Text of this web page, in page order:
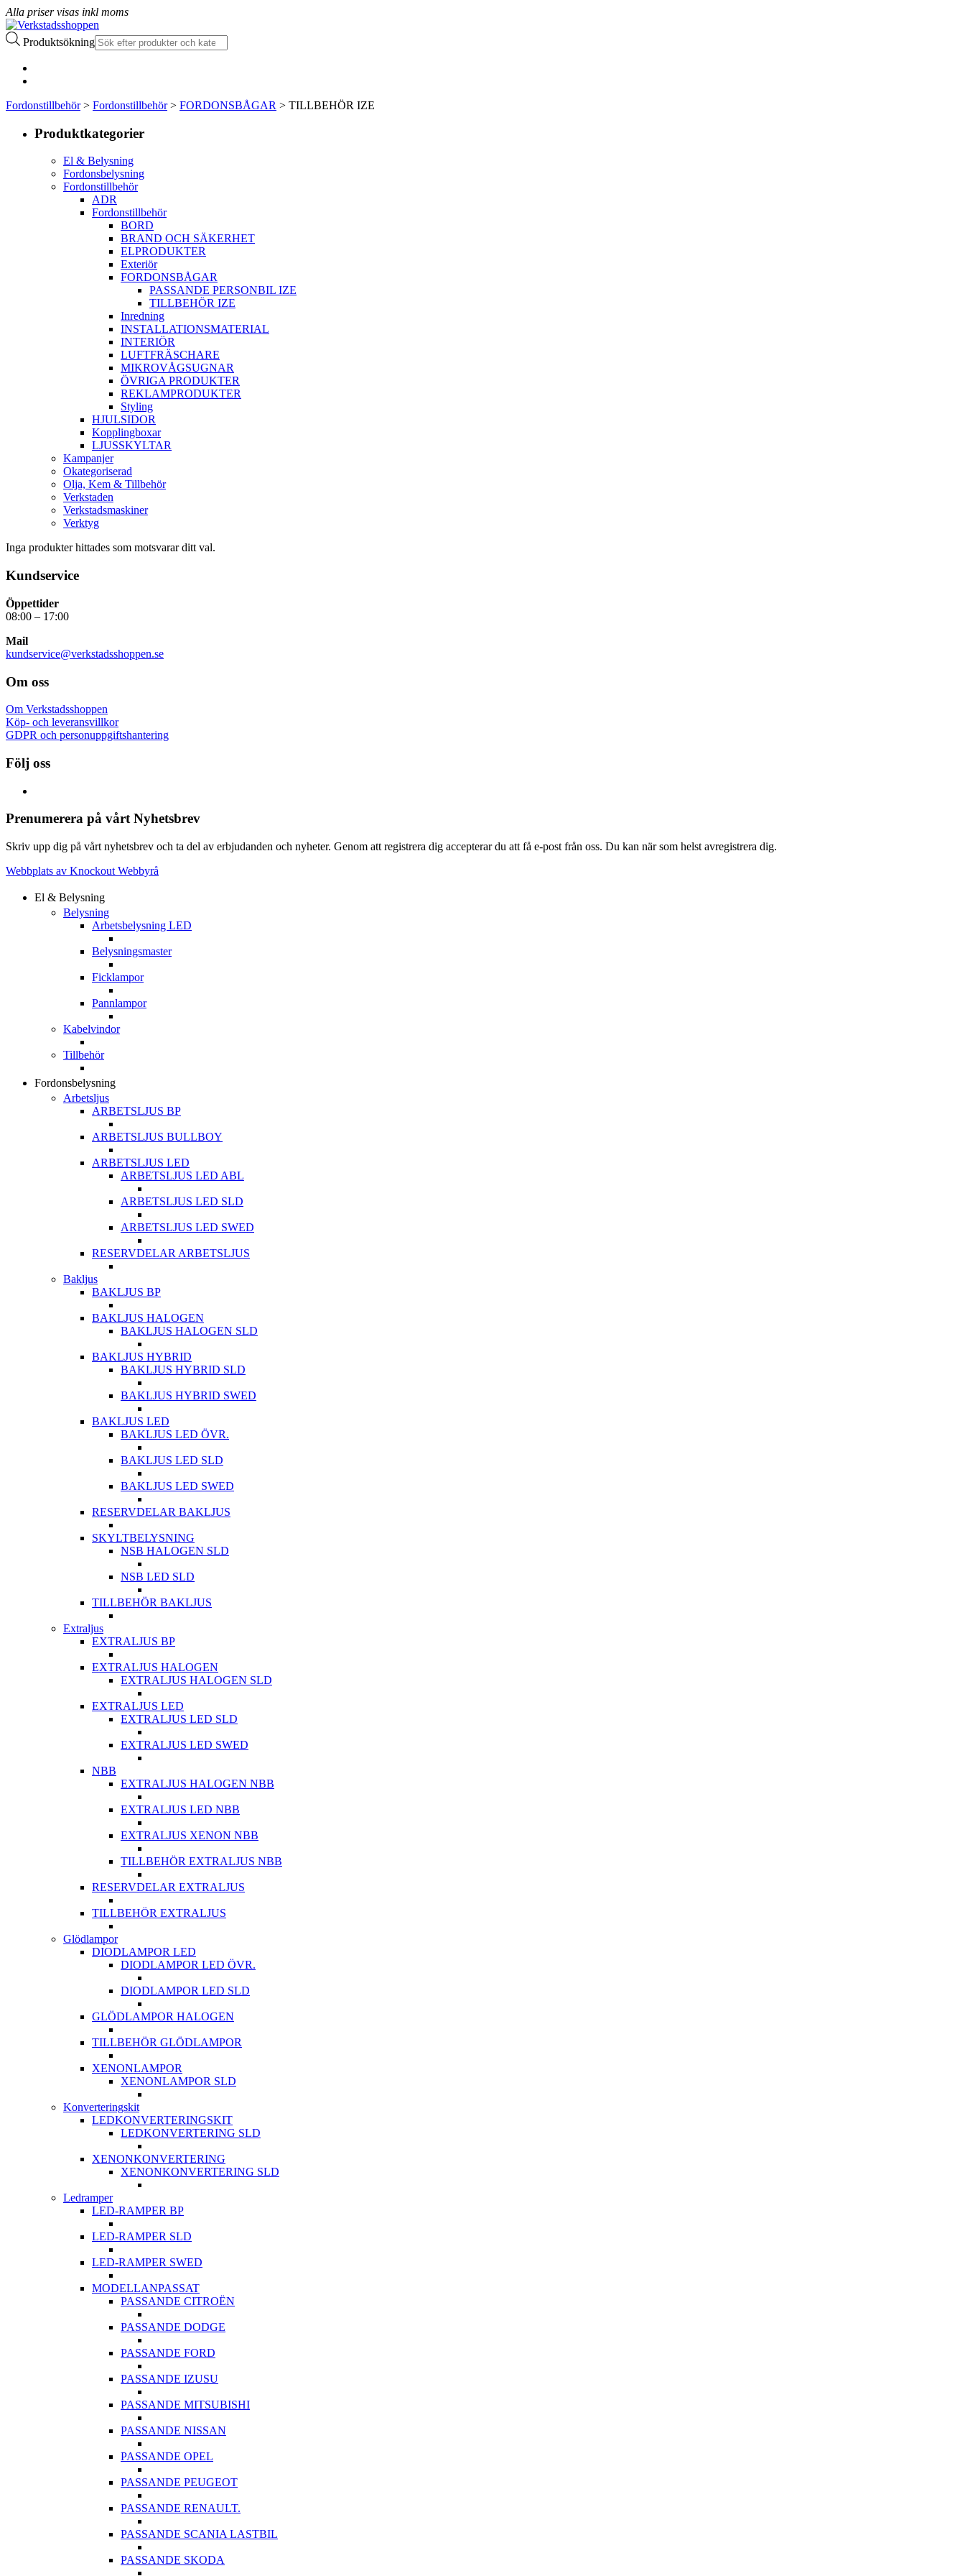
Alla priser visas inkl moms
Produktsökning
Fordonstillbehör> Fordonstillbehör> FORDONSBÅGAR > TILLBEHÖR IZE
Produktkategorier
El & Belysning
Fordonsbelysning
Fordonstillbehör
ADR
Fordonstillbehör
BORD
BRAND OCH SÄKERHET
ELPRODUKTER
Exteriör
FORDONSBÅGAR
PASSANDE PERSONBIL IZE
TILLBEHÖR IZE
Inredning
INSTALLATIONSMATERIAL
INTERIÖR
LUFTFRÄSCHARE
MIKROVÅGSUGNAR
ÖVRIGA PRODUKTER
REKLAMPRODUKTER
Styling
HJULSIDOR
Kopplingboxar
LJUSSKYLTAR
Kampanjer
Okategoriserad
Olja, Kem & Tillbehör
Verkstaden
Verkstadsmaskiner
Verktyg
Inga produkter hittades som motsvarar ditt val.
Kundservice
Öppettider
08:00 – 17:00
Mail
kundservice@verkstadsshoppen.se
Om oss
Om Verkstadsshoppen
Köp- och leveransvillkor
GDPR och personuppgiftshantering
Följ oss
Prenumerera på vårt Nyhetsbrev
Skriv upp dig på vårt nyhetsbrev och ta del av erbjudanden och nyheter. Genom att registrera dig accepterar du att få e-post från oss. Du kan när som helst avregistrera dig.
Webbplats av Knockout Webbyrå
El & Belysning
Belysning
Arbetsbelysning LED
Belysningsmaster
Ficklampor
Pannlampor
Kabelvindor
Tillbehör
Fordonsbelysning
Arbetsljus
ARBETSLJUS BP
ARBETSLJUS BULLBOY
ARBETSLJUS LED
ARBETSLJUS LED ABL
ARBETSLJUS LED SLD
ARBETSLJUS LED SWED
RESERVDELAR ARBETSLJUS
Bakljus
BAKLJUS BP
BAKLJUS HALOGEN
BAKLJUS HALOGEN SLD
BAKLJUS HYBRID
BAKLJUS HYBRID SLD
BAKLJUS HYBRID SWED
BAKLJUS LED
BAKLJUS LED ÖVR.
BAKLJUS LED SLD
BAKLJUS LED SWED
RESERVDELAR BAKLJUS
SKYLTBELYSNING
NSB HALOGEN SLD
NSB LED SLD
TILLBEHÖR BAKLJUS
Extraljus
EXTRALJUS BP
EXTRALJUS HALOGEN
EXTRALJUS HALOGEN SLD
EXTRALJUS LED
EXTRALJUS LED SLD
EXTRALJUS LED SWED
NBB
EXTRALJUS HALOGEN NBB
EXTRALJUS LED NBB
EXTRALJUS XENON NBB
TILLBEHÖR EXTRALJUS NBB
RESERVDELAR EXTRALJUS
TILLBEHÖR EXTRALJUS
Glödlampor
DIODLAMPOR LED
DIODLAMPOR LED ÖVR.
DIODLAMPOR LED SLD
GLÖDLAMPOR HALOGEN
TILLBEHÖR GLÖDLAMPOR
XENONLAMPOR
XENONLAMPOR SLD
Konverteringskit
LEDKONVERTERINGSKIT
LEDKONVERTERING SLD
XENONKONVERTERING
XENONKONVERTERING SLD
Ledramper
LED-RAMPER BP
LED-RAMPER SLD
LED-RAMPER SWED
MODELLANPASSAT
PASSANDE CITROËN
PASSANDE DODGE
PASSANDE FORD
PASSANDE IZUSU
PASSANDE MITSUBISHI
PASSANDE NISSAN
PASSANDE OPEL
PASSANDE PEUGEOT
PASSANDE RENAULT.
PASSANDE SCANIA LASTBIL
PASSANDE SKODA